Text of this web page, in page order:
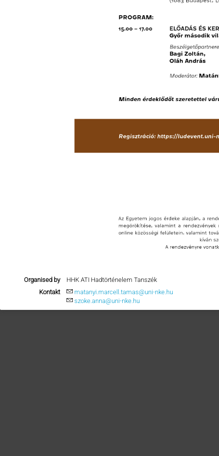
Organised by
HHK ATI Hadtörténelem Tanszék
Kontakt
matanyi.marcell.tamas@uni-nke.hu
szoke.anna@uni-nke.hu